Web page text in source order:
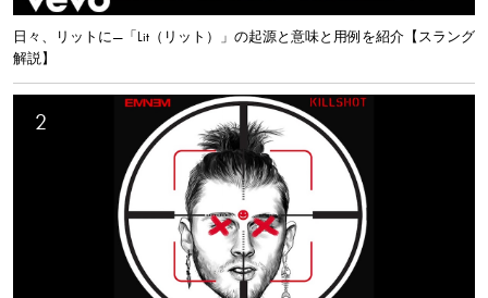
日々、リットに—「Lit（リット）」の起源と意味と用例を紹介【スラング
解説】